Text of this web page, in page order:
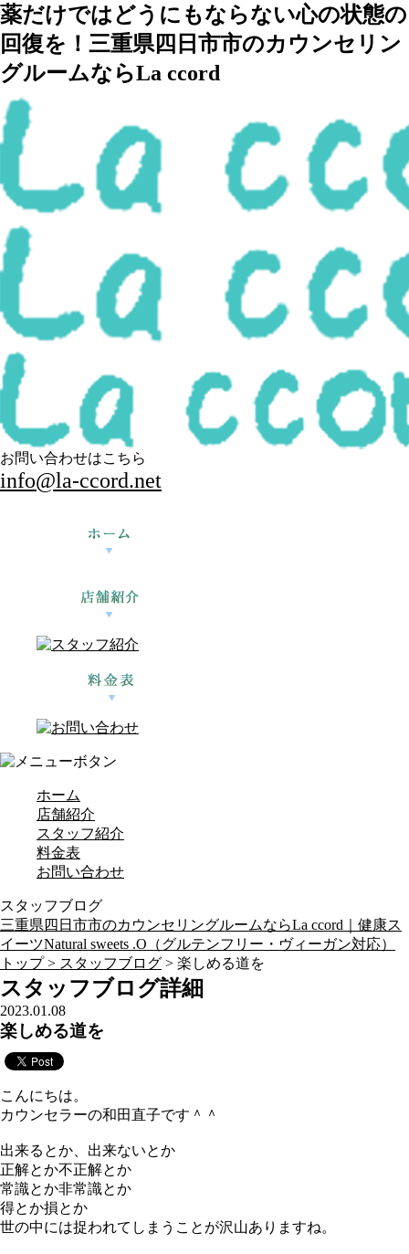
薬だけではどうにもならない心の状態の
回復を！三重県四日市市のカウンセリン
グルームならLa ccord
お問い合わせはこちら
info@la-ccord.net
ホーム
店舗紹介
スタッフ紹介
料金表
お問い合わせ
スタッフブログ
三重県四日市市のカウンセリングルームならLa ccord｜健康ス
イーツNatural sweets .O（グルテンフリー・ヴィーガン対応）
トップ > スタッフブログ > 楽しめる道を
スタッフブログ詳細
2023.01.08
楽しめる道を
こんにちは。
カウンセラーの和田直子です＾＾
出来るとか、出来ないとか
正解とか不正解とか
常識とか非常識とか
得とか損とか
世の中には捉われてしまうことが沢山ありますね。